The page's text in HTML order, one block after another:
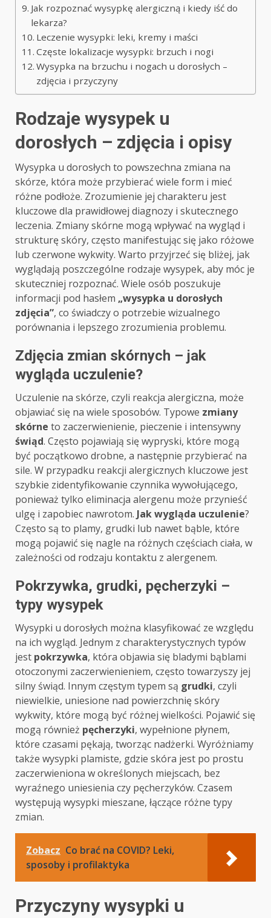
Jak rozpoznać wysypkę alergiczną i kiedy iść do
lekarza?
Leczenie wysypki: leki, kremy i maści
Częste lokalizacje wysypki: brzuch i nogi
Wysypka na brzuchu i nogach u dorosłych –
zdjęcia i przyczyny
Rodzaje wysypek u
dorosłych – zdjęcia i opisy
Wysypka u dorosłych to powszechna zmiana na
skórze, która może przybierać wiele form i mieć
różne podłoże. Zrozumienie jej charakteru jest
kluczowe dla prawidłowej diagnozy i skutecznego
leczenia. Zmiany skórne mogą wpływać na wygląd i
strukturę skóry, często manifestując się jako różowe
lub czerwone wykwity. Warto przyjrzeć się bliżej, jak
wyglądają poszczególne rodzaje wysypek, aby móc je
skuteczniej rozpoznać. Wiele osób poszukuje
informacji pod hasłem „wysypka u dorosłych
zdjęcia”, co świadczy o potrzebie wizualnego
porównania i lepszego zrozumienia problemu.
Zdjęcia zmian skórnych – jak
wygląda uczulenie?
Uczulenie na skórze, czyli reakcja alergiczna, może
objawiać się na wiele sposobów. Typowe zmiany
skórne to zaczerwienienie, pieczenie i intensywny
świąd. Często pojawiają się wypryski, które mogą
być początkowo drobne, a następnie przybierać na
sile. W przypadku reakcji alergicznych kluczowe jest
szybkie zidentyfikowanie czynnika wywołującego,
ponieważ tylko eliminacja alergenu może przynieść
ulgę i zapobiec nawrotom. Jak wygląda uczulenie?
Często są to plamy, grudki lub nawet bąble, które
mogą pojawić się nagle na różnych częściach ciała, w
zależności od rodzaju kontaktu z alergenem.
Pokrzywka, grudki, pęcherzyki –
typy wysypek
Wysypki u dorosłych można klasyfikować ze względu
na ich wygląd. Jednym z charakterystycznych typów
jest pokrzywka, która objawia się bladymi bąblami
otoczonymi zaczerwienieniem, często towarzyszy jej
silny świąd. Innym częstym typem są grudki, czyli
niewielkie, uniesione nad powierzchnię skóry
wykwity, które mogą być różnej wielkości. Pojawić się
mogą również pęcherzyki, wypełnione płynem,
które czasami pękają, tworząc nadżerki. Wyróżniamy
także wysypki plamiste, gdzie skóra jest po prostu
zaczerwieniona w określonych miejscach, bez
wyraźnego uniesienia czy pęcherzyków. Czasem
występują wysypki mieszane, łączące różne typy
zmian.
Zobacz Co brać na COVID? Leki,
sposoby i profilaktyka
Przyczyny wysypki u